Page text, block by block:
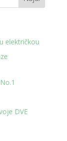
električkou
DVE